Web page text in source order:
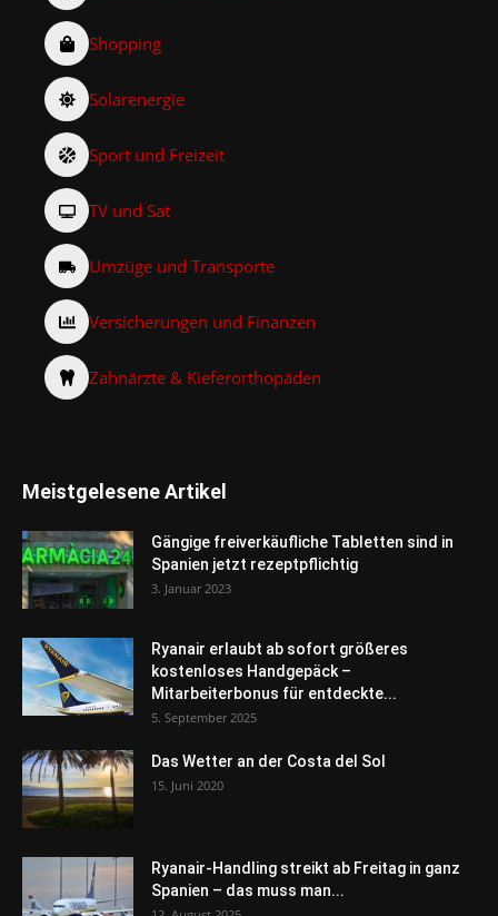
Shopping
Solarenergie
Sport und Freizeit
TV und Sat
Umzüge und Transporte
Versicherungen und Finanzen
Zahnärzte & Kieferorthopäden
Meistgelesene Artikel
Gängige freiverkäufliche Tabletten sind in
Spanien jetzt rezeptpflichtig
3. Januar 2023
Ryanair erlaubt ab sofort größeres
kostenloses Handgepäck –
Mitarbeiterbonus für entdeckte...
5. September 2025
Das Wetter an der Costa del Sol
15. Juni 2020
Ryanair-Handling streikt ab Freitag in ganz
Spanien – das muss man...